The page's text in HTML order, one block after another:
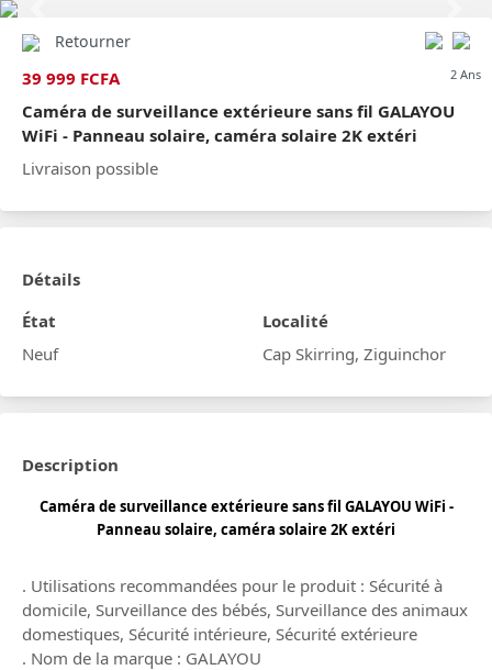
Retourner
39 999 FCFA 2 Ans
Caméra de surveillance extérieure sans fil GALAYOU
WiFi - Panneau solaire, caméra solaire 2K extéri
Livraison possible
Détails
État
Neuf
Localité
Cap Skirring, Ziguinchor
Description
Caméra de surveillance extérieure sans fil GALAYOU WiFi -
Panneau solaire, caméra solaire 2K extéri
. Utilisations recommandées pour le produit : Sécurité à
domicile, Surveillance des bébés, Surveillance des animaux
domestiques, Sécurité intérieure, Sécurité extérieure
. Nom de la marque : GALAYOU